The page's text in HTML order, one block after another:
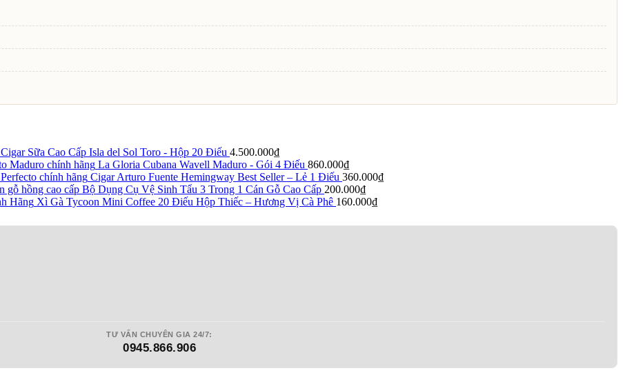
Cigar Sữa Cao Cấp Isla del Sol Toro - Hộp 20 Điếu 4.500.000₫
La Gloria Cubana Wavell Maduro - Gói 4 Điếu 860.000₫
Cigar Arturo Fuente Hemingway Best Seller – Lẻ 1 Điếu 360.000₫
Bộ Dụng Cụ Vệ Sinh Tẩu 3 Trong 1 Cán Gỗ Cao Cấp 200.000₫
Xì Gà Tycoon Mini Coffee 20 Điếu Hộp Thiếc – Hương Vị Cà Phê 160.000₫
TƯ VẤN CHUYÊN GIA 24/7:
0945.866.906